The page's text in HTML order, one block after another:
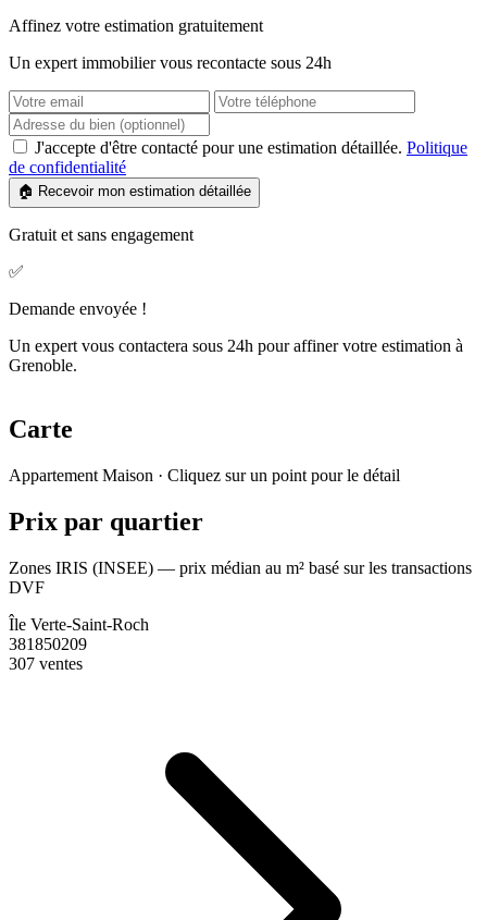
Affinez votre estimation gratuitement
Un expert immobilier vous recontacte sous 24h
J'accepte d'être contacté pour une estimation détaillée. Politique
de confidentialité
🏠 Recevoir mon estimation détaillée
Gratuit et sans engagement
✅
Demande envoyée !
Un expert vous contactera sous 24h pour affiner votre estimation à
Grenoble.
Carte
−
Appartement Maison · Cliquez sur un point pour le détail
Prix par quartier
Zones IRIS (INSEE) — prix médian au m² basé sur les transactions
DVF
Île Verte-Saint-Roch
381850209
307 ventes